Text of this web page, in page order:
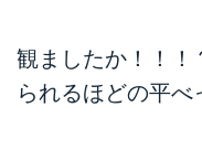
観ましたか！！！
られるほどの平べ